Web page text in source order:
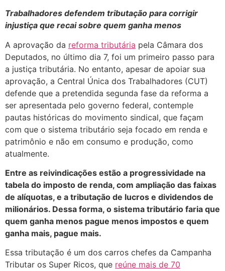
Trabalhadores defendem tributação para corrigir
injustiça que recai sobre quem ganha menos
A aprovação da reforma tributária pela Câmara dos
Deputados, no último dia 7, foi um primeiro passo para
a justiça tributária. No entanto, apesar de apoiar sua
aprovação, a Central Única dos Trabalhadores (CUT)
defende que a pretendida segunda fase da reforma a
ser apresentada pelo governo federal, contemple
pautas históricas do movimento sindical, que façam
com que o sistema tributário seja focado em renda e
patrimônio e não em consumo e produção, como
atualmente.
Entre as reivindicações estão a progressividade na
tabela do imposto de renda, com ampliação das faixas
de alíquotas, e a tributação de lucros e dividendos de
milionários. Dessa forma, o sistema tributário faria que
quem ganha menos pague menos impostos e quem
ganha mais, pague mais.
Essa tributação é um dos carros chefes da Campanha
Tributar os Super Ricos, que reúne mais de 70